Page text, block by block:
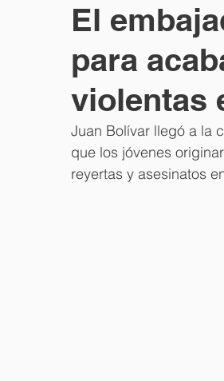
El
para
violentas
Juan Bolívar llegó a la
que los jóvenes
reyertas y asesinatos